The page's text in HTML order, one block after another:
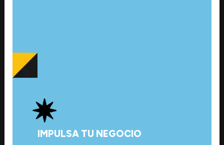
IMPULSA TU NEGOCIO